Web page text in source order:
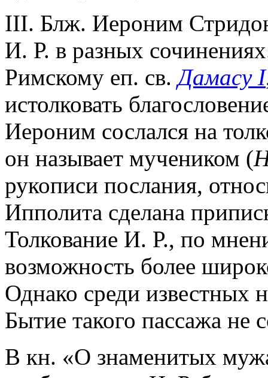
III. Блж. Иероним
И. Р. в разных
Римскому еп. св.Дамасу I
истолковать
Иероним сослался на
он называет мучеником (
рукописи послания,
Ипполита сделана
Толкование И. Р., по
возможность более
Однако среди известных
Бытие такого пассажа не
В кн. «О знаменитых